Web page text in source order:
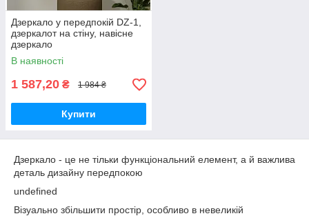
Дзеркало у передпокій DZ-1,
дзеркалот на стіну, навісне
дзеркало
В наявності
1 587,20 ₴ 1 984 ₴
Купити
Дзеркало - це не тільки функціональний елемент, а й важлива
деталь дизайну передпокою
undefined
Візуально збільшити простір, особливо в невеликій